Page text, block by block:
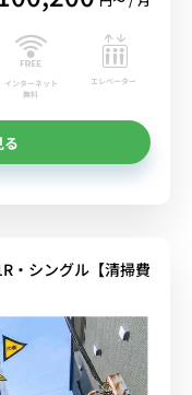
インターネット
無料
エレベーター
る
・シングル【清掃費